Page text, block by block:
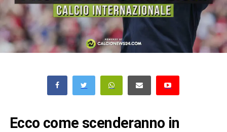
Ecco come scenderanno in